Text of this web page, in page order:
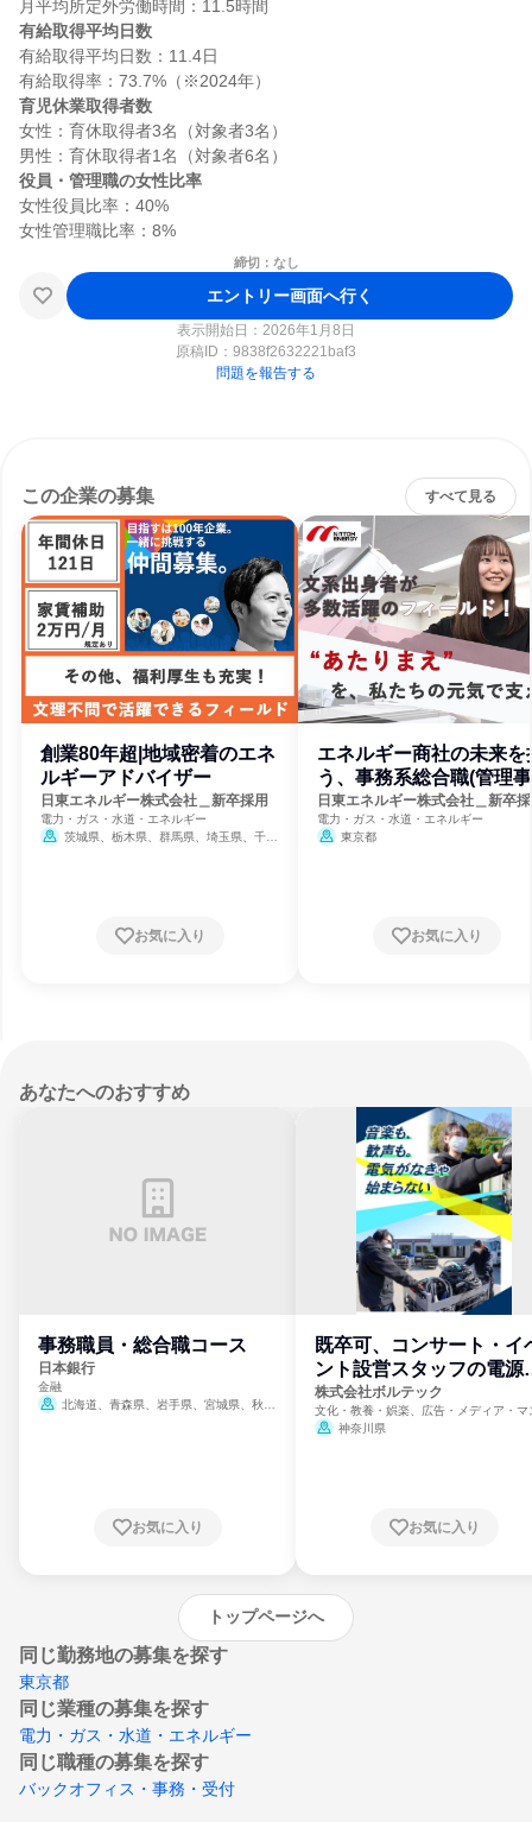
有給取得平均日数
有給取得平均日数：11.4日
育児休業取得者数
女性：育休取得者3名（対象者3名）
役員・管理職の女性比率
女性役員比率：40%
締切：なし
エントリー画面へ行く
表示開始日：2026年1月8日
原稿ID： 9838f2632221baf3
問題を報告する
この企業の募集 すべて見る
創業80年超|地域密着のエネ
ルギーアドバイザー
日東エネルギー株式会社＿新卒採用
電力・ガス・水道・エネルギー
茨城県、栃木県、群馬県、埼玉県、千葉
お気に入り
エネルギー商社の未来を
う、事務系総合職(管理
本社部門)
日東エネルギー株式会社＿新卒
電力・ガス・水道・エネルギー
東京都
お気に入り
あなたへのおすすめ
事務職員・総合職コース
日本銀行
金融
北海道、青森県、岩手県、宮城県、秋田
崎県、熊本県、大分県、宮崎県、鹿児島県、
お気に入り
既卒可、コンサート・イ
ント設営スタッフの電源
門
株式会社ボルテック
文化・教養・娯楽、広告・メディア・マ
ミ、電力・ガス・水道・エネルギー
神奈川県
お気に入り
トップページへ
同じ勤務地の募集を探す
東京都
同じ業種の募集を探す
電力・ガス・水道・エネルギー
同じ職種の募集を探す
バックオフィス・事務・受付